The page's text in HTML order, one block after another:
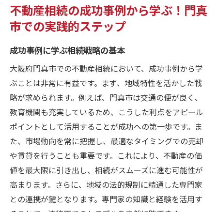
不動産相続の成功事例から学ぶ！門真
市での実践的ステップ
成功事例に学ぶ相続戦略の基本
大阪府門真市での不動産相続において、成功事例から学
ぶことは非常に有益です。まず、地域特性を活かした戦
略が求められます。例えば、門真市は交通の便が良く、
教育機関も充実しているため、こうした利点をアピール
ポイントとして活用することが成功への第一歩です。ま
た、市場動向を常に把握し、最適なタイミングでの売却
や賃貸を行うことも重要です。これにより、不動産の価
値を最大限に引き出し、相続がスムーズに進む可能性が
高まります。さらに、地域の法的規制に精通した専門家
との連携が鍵となります。専門家の知識と経験を活用す